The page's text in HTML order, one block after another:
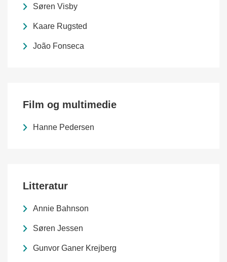
Søren Visby
Kaare Rugsted
João Fonseca
Film og multimedie
Hanne Pedersen
Litteratur
Annie Bahnson
Søren Jessen
Gunvor Ganer Krejberg